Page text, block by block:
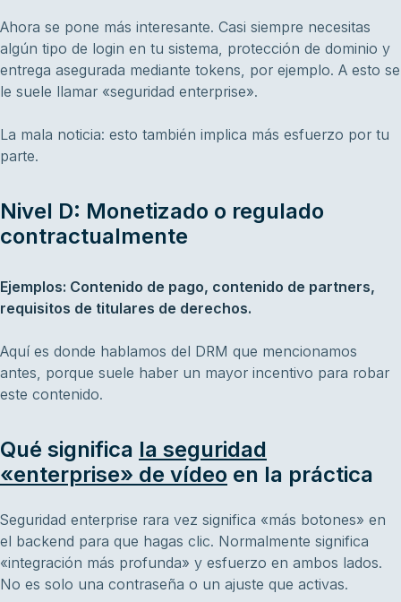
Ahora se pone más interesante. Casi siempre necesitas
algún tipo de login en tu sistema, protección de dominio y
entrega asegurada mediante tokens, por ejemplo. A esto se
le suele llamar «seguridad enterprise».
La mala noticia: esto también implica más esfuerzo por tu
parte.
Nivel D: Monetizado o regulado
contractualmente
Ejemplos: Contenido de pago, contenido de partners,
requisitos de titulares de derechos.
Aquí es donde hablamos del DRM que mencionamos
antes, porque suele haber un mayor incentivo para robar
este contenido.
Qué significa la seguridad
«enterprise» de vídeo en la práctica
Seguridad enterprise rara vez significa «más botones» en
el backend para que hagas clic. Normalmente significa
«integración más profunda» y esfuerzo en ambos lados.
No es solo una contraseña o un ajuste que activas.